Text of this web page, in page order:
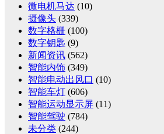
微电机马达 (10)
摄像头 (339)
数字格栅 (100)
数字钥匙 (9)
新闻资讯 (562)
智能内饰 (349)
智能电动出风口 (10)
智能车灯 (606)
智能运动显示屏 (11)
智能驾驶 (784)
未分类 (244)